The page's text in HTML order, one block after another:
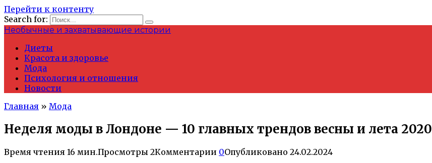
Перейти к контенту
Search for:
Необычные и захватывающие истории
Диеты
Красота и здоровье
Мода
Психология и отношения
Новости
Главная » Мода
Неделя моды в Лондоне — 10 главных трендов весны и лета 2020
Время чтения 16 мин.Просмотры 2Комментарии 0Опубликовано 24.02.2024